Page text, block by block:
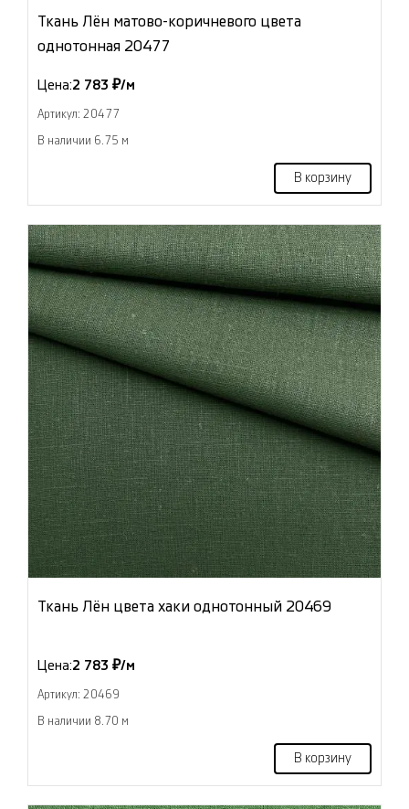
Ткань Лён матово-коричневого цвета
однотонная 20477
Цена:2 783 ₽/м
Артикул: 20477
В наличии 6.75 м
В корзину
Ткань Лён цвета хаки однотонный 20469
Цена:2 783 ₽/м
Артикул: 20469
В наличии 8.70 м
В корзину